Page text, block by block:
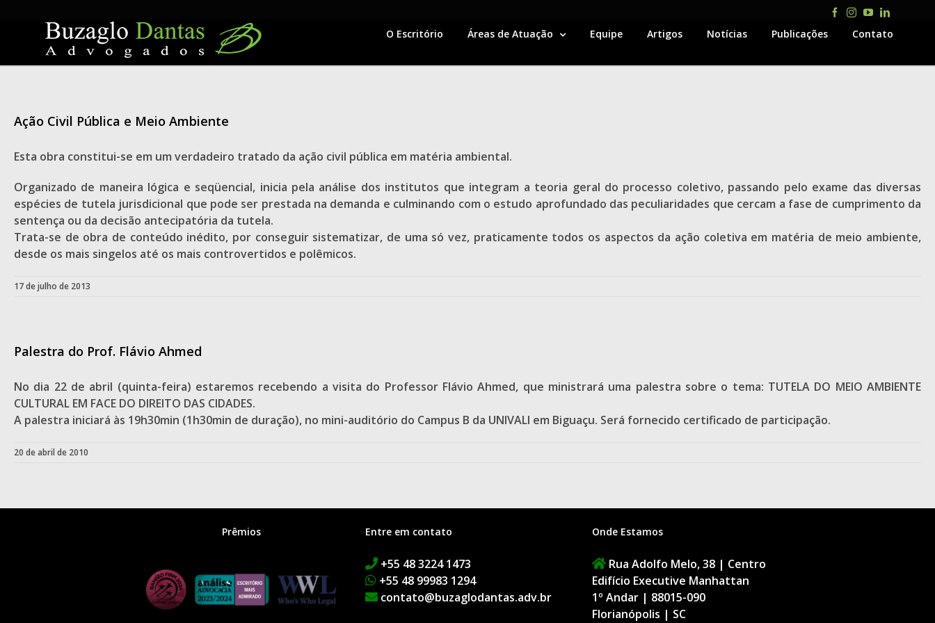
Facebook
Instagram
YouTubeLinkedIn
O Escritório Áreas de Atuação Equipe Artigos Notícias Publicações Contato
Ação Civil Pública e Meio Ambiente
Esta obra constitui-se em um verdadeiro tratado da ação civil pública em matéria ambiental.
Organizado de maneira lógica e seqüencial, inicia pela análise dos institutos que integram a teoria geral do processo coletivo, passando pelo exame das diversas
espécies de tutela jurisdicional que pode ser prestada na demanda e culminando com o estudo aprofundado das peculiaridades que cercam a fase de cumprimento da
sentença ou da decisão antecipatória da tutela.
Trata-se de obra de conteúdo inédito, por conseguir sistematizar, de uma só vez, praticamente todos os aspectos da ação coletiva em matéria de meio ambiente,
desde os mais singelos até os mais controvertidos e polêmicos.
17 de julho de 2013
Palestra do Prof. Flávio Ahmed
No dia 22 de abril (quinta-feira) estaremos recebendo a visita do Professor Flávio Ahmed, que ministrará uma palestra sobre o tema: TUTELA DO MEIO AMBIENTE
CULTURAL EM FACE DO DIREITO DAS CIDADES.
A palestra iniciará às 19h30min (1h30min de duração), no mini-auditório do Campus B da UNIVALI em Biguaçu. Será fornecido certificado de participação.
20 de abril de 2010
Prêmios Entre em contato
+55 48 3224 1473
+55 48 99983 1294
contato@buzaglodantas.adv.br
Onde Estamos
Rua Adolfo Melo, 38 | Centro
Edifício Executive Manhattan
1º Andar | 88015-090
Florianópolis | SC